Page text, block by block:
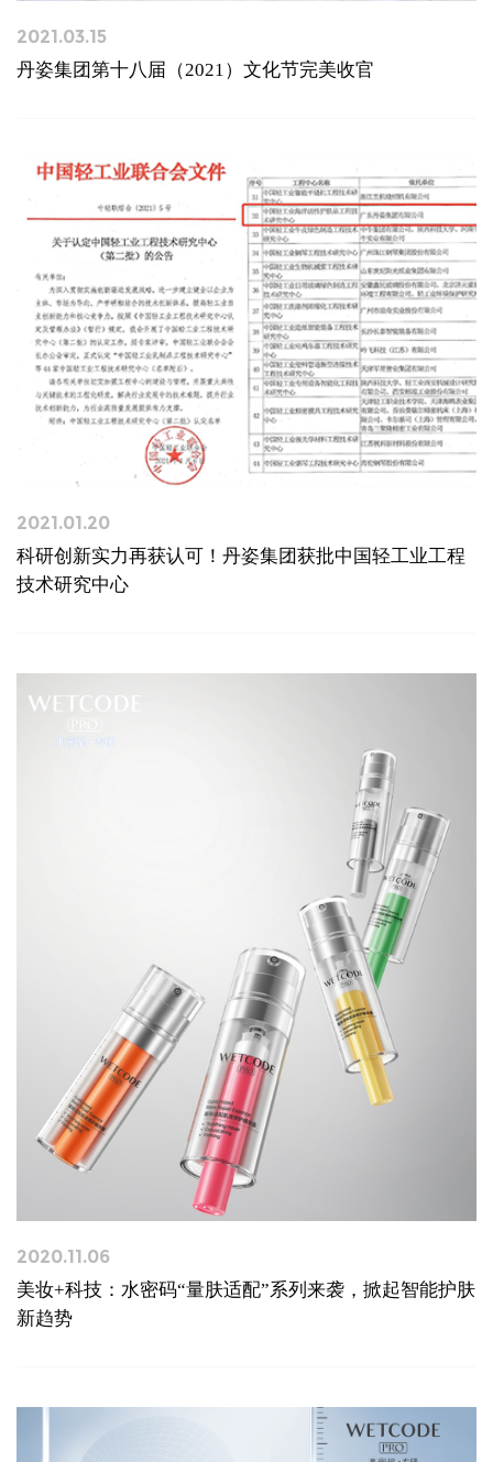
2021.03.15
丹姿集团第十八届（2021）文化节完美收官
2021.01.20
科研创新实力再获认可！丹姿集团获批中国轻工业工程
技术研究中心
2020.11.06
美妆+科技：水密码“量肤适配”系列来袭，掀起智能护肤
新趋势